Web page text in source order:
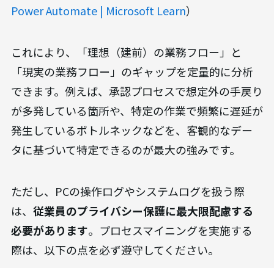
Power Automate | Microsoft Learn）
これにより、「理想（建前）の業務フロー」と
「現実の業務フロー」のギャップを定量的に分析
できます。例えば、承認プロセスで想定外の手戻り
が多発している箇所や、特定の作業で頻繁に遅延が
発生しているボトルネックなどを、客観的なデー
タに基づいて特定できるのが最大の強みです。
ただし、PCの操作ログやシステムログを扱う際
は、 従業員のプライバシー保護に最大限配慮する
必要があります。プロセスマイニングを実施する
際は、以下の点を必ず遵守してください。